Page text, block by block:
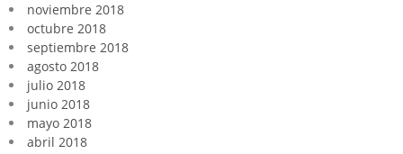
noviembre 2018
octubre 2018
septiembre 2018
agosto 2018
julio 2018
junio 2018
mayo 2018
abril 2018